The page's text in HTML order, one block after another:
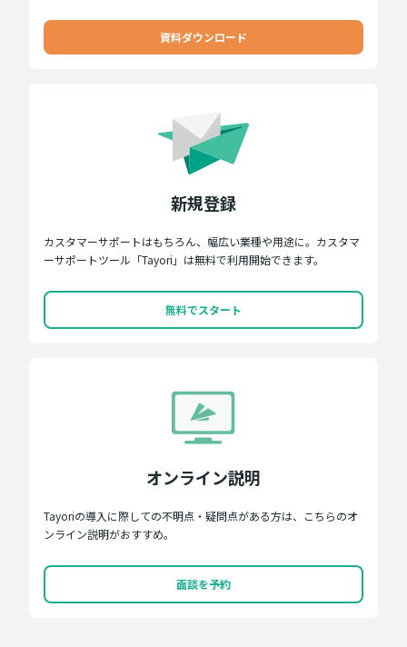
資料ダウンロード
新規登録
カスタマーサポートはもちろん、幅広い業種や用途に。カスタマ
ーサポートツール「Tayori」は無料で利用開始できます。
無料でスタート
オンライン説明
Tayoriの導入に際しての不明点・疑問点がある方は、こちらのオ
ンライン説明がおすすめ。
面談を予約